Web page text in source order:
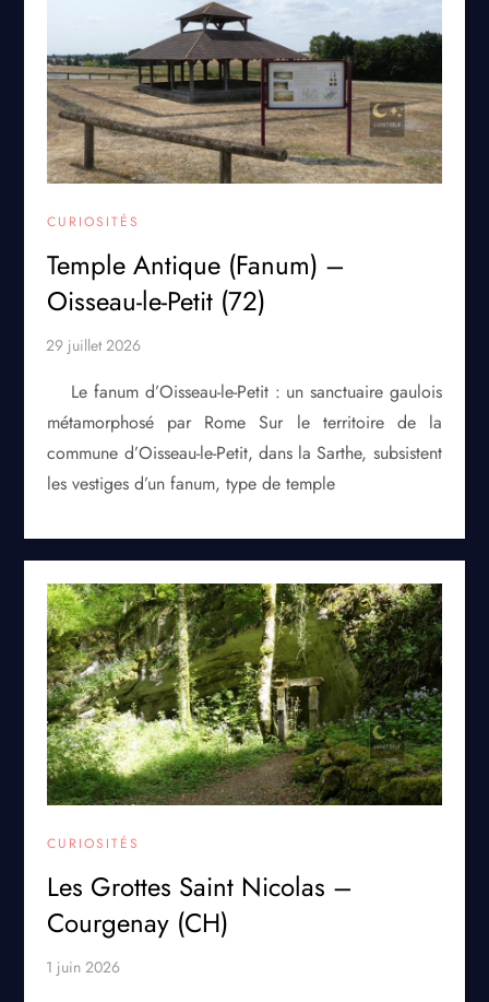
CURIOSITÉS
Temple Antique (Fanum) –
Oisseau-le-Petit (72)
Le fanum d’Oisseau-le-Petit : un sanctuaire gaulois
métamorphosé par Rome Sur le territoire de la
commune d’Oisseau-le-Petit, dans la Sarthe, subsistent
les vestiges d’un fanum, type de temple
CURIOSITÉS
Les Grottes Saint Nicolas –
Courgenay (CH)